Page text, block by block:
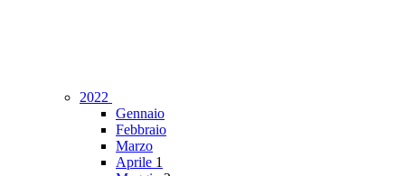
2022
Gennaio
Febbraio
Marzo
Aprile 1